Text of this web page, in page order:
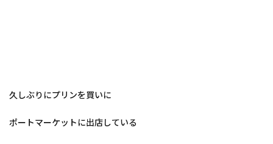
久しぶりにプリンを買いに
ポートマーケットに出店している